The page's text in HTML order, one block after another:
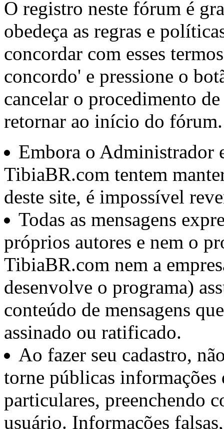
O registro neste fórum é
obedeça as regras e
concordar com esses
concordo' e pressione o
cancelar o procedimento
retornar ao início do fórum.
Embora o Administrador
TibiaBR.com tentem
deste site, é impossível
Todas as mensagens
próprios autores e nem o
TibiaBR.com nem a
desenvolve o programa)
conteúdo de mensagens
assinado ou ratificado.
Ao fazer seu cadastro,
torne públicas informações
particulares, preenchendo
usuário. Informações